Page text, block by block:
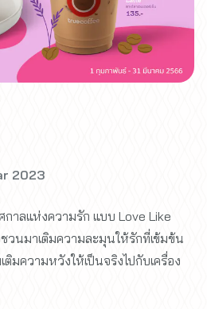
2023
กาลแห่งความรัก แบบ Love Like
วนมาเติมความละมุนให้รักที่เข้มข้น
ความหวังให้เป็นจริงไปกับเครื่อง